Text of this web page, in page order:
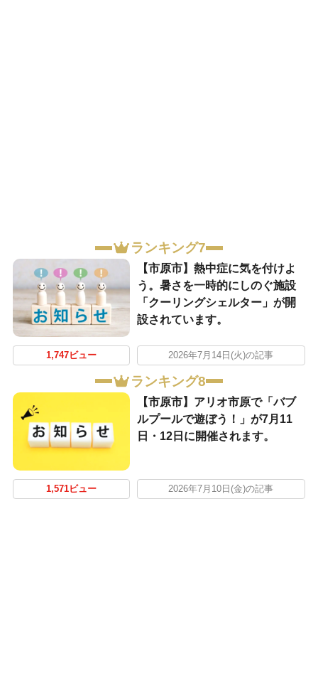
ランキング7
【市原市】熱中症に気を付けよ
う。暑さを一時的にしのぐ施設
「クーリングシェルター」が開
設されています。
1,747ビュー 2026年7月14日(火)の記事
ランキング8
【市原市】アリオ市原で「バブ
ルプールで遊ぼう！」が7月11
日・12日に開催されます。
1,571ビュー 2026年7月10日(金)の記事